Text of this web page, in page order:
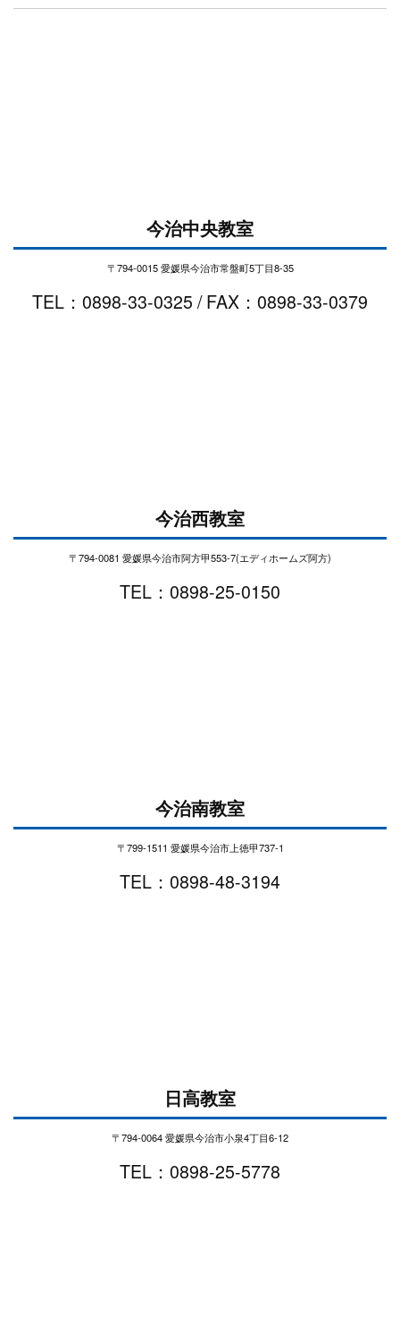
今治中央教室
〒794-0015 愛媛県今治市常盤町5丁目8-35
TEL：0898-33-0325 / FAX：0898-33-0379
今治西教室
〒794-0081 愛媛県今治市阿方甲553-7(エディホームズ阿方)
TEL：0898-25-0150
今治南教室
〒799-1511 愛媛県今治市上徳甲737-1
TEL：0898-48-3194
日高教室
〒794-0064 愛媛県今治市小泉4丁目6-12
TEL：0898-25-5778